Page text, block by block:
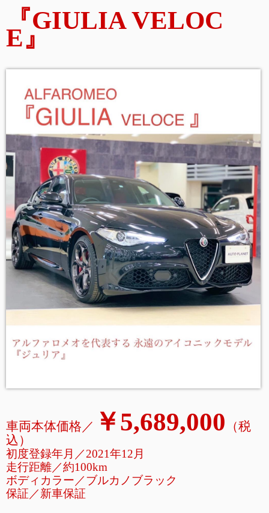
『GIULIA VELOC
E』
車両本体価格／ ￥5,689,000 （税
込）
初度登録年月／2021年12月
走行距離／約100km
ボディカラー／ブルカノブラック
保証／新車保証